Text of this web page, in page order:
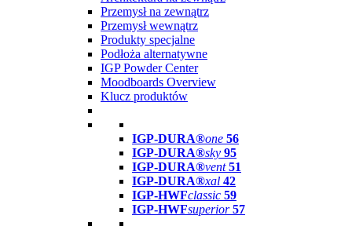
Przemysł na zewnątrz
Przemysł wewnątrz
Produkty specjalne
Podłoża alternatywne
IGP Powder Center
Moodboards Overview
Klucz produktów
IGP-DURA®one 56
IGP-DURA®sky 95
IGP-DURA®vent 51
IGP-DURA®xal 42
IGP-HWFclassic 59
IGP-HWFsuperior 57